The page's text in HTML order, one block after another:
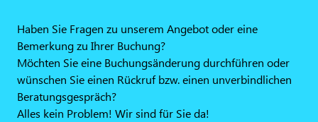
Haben Sie Fragen zu unserem Angebot oder eine
Bemerkung zu Ihrer Buchung?
Möchten Sie eine Buchungsänderung durchführen oder
wünschen Sie einen Rückruf bzw. einen unverbindlichen
Beratungsgespräch?
Alles kein Problem! Wir sind für Sie da!